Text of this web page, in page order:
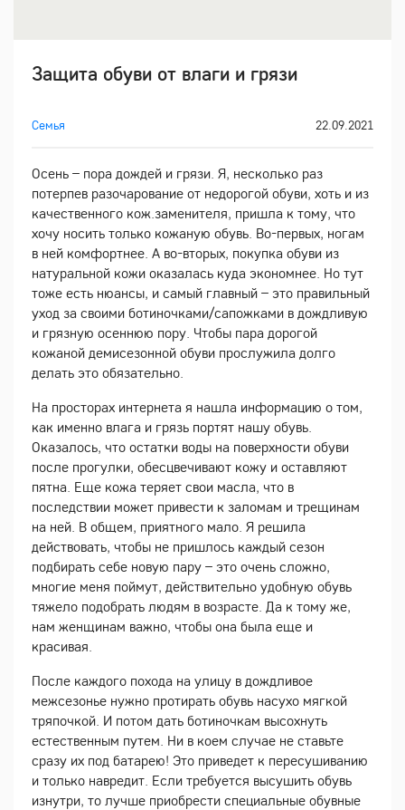
Защита обуви от влаги и грязи
Семья 22.09.2021
Осень – пора дождей и грязи. Я, несколько раз
потерпев разочарование от недорогой обуви, хоть и из
качественного кож.заменителя, пришла к тому, что
хочу носить только кожаную обувь. Во-первых, ногам
в ней комфортнее. А во-вторых, покупка обуви из
натуральной кожи оказалась куда экономнее. Но тут
тоже есть нюансы, и самый главный – это правильный
уход за своими ботиночками/сапожками в дождливую
и грязную осеннюю пору. Чтобы пара дорогой
кожаной демисезонной обуви прослужила долго
делать это обязательно.
На просторах интернета я нашла информацию о том,
как именно влага и грязь портят нашу обувь.
Оказалось, что остатки воды на поверхности обуви
после прогулки, обесцвечивают кожу и оставляют
пятна. Еще кожа теряет свои масла, что в
последствии может привести к заломам и трещинам
на ней. В общем, приятного мало. Я решила
действовать, чтобы не пришлось каждый сезон
подбирать себе новую пару – это очень сложно,
многие меня поймут, действительно удобную обувь
тяжело подобрать людям в возрасте. Да к тому же,
нам женщинам важно, чтобы она была еще и
красивая.
После каждого похода на улицу в дождливое
межсезонье нужно протирать обувь насухо мягкой
тряпочкой. И потом дать ботиночкам высохнуть
естественным путем. Ни в коем случае не ставьте
сразу их под батарею! Это приведет к пересушиванию
и только навредит. Если требуется высушить обувь
изнутри, то лучше приобрести специальные обувные